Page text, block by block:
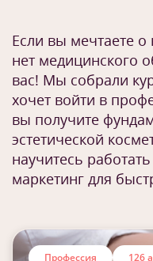
Если вы мечтаете о
нет медицинского
вас! Мы собрали
хочет войти в
вы получите
эстетической
научитесь
маркетинг для
Профессия 126